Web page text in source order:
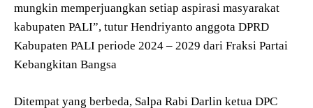
mungkin memperjuangkan setiap aspirasi masyarakat
kabupaten PALI”, tutur Hendriyanto anggota DPRD
Kabupaten PALI periode 2024 – 2029 dari Fraksi Partai
Kebangkitan Bangsa
Ditempat yang berbeda, Salpa Rabi Darlin ketua DPC